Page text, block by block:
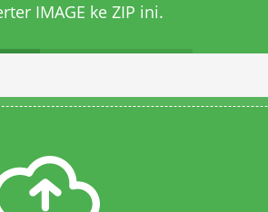
IMAGE ke ZIP ini.